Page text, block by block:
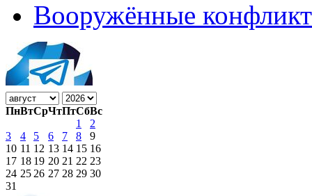
Вооружённые
ПнВтСрЧтПтСбВс
1
2
3
4 5 6 7 8
9
10 11 12 13 14 15 16
17 18 19 20 21 22 23
24 25 26 27 28 29 30
31